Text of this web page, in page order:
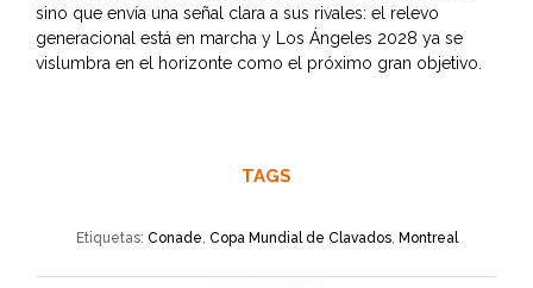
sino que envía una señal clara a sus rivales: el relevo
generacional está en marcha y Los Ángeles 2028 ya se
vislumbra en el horizonte como el próximo gran objetivo.
TAGS
Etiquetas: Conade, Copa Mundial de Clavados, Montreal